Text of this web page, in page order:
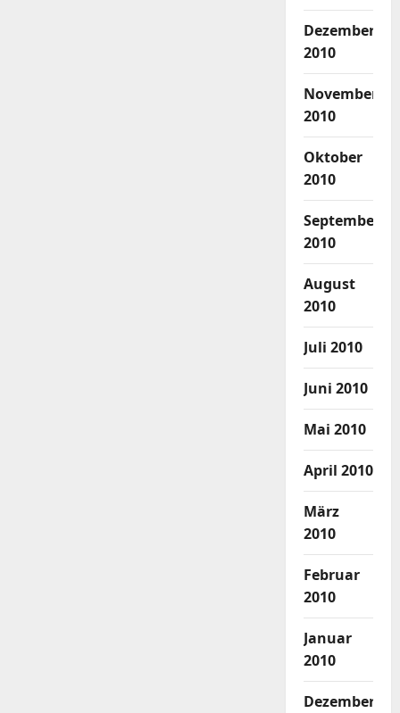
Dezember
2010
November
2010
Oktober
2010
September
2010
August
2010
Juli 2010
Juni 2010
Mai 2010
April 2010
März
2010
Februar
2010
Januar
2010
Dezember